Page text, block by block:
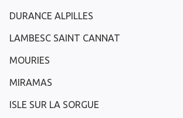
DURANCE ALPILLES
LAMBESC SAINT CANNAT
MOURIES
MIRAMAS
ISLE SUR LA SORGUE